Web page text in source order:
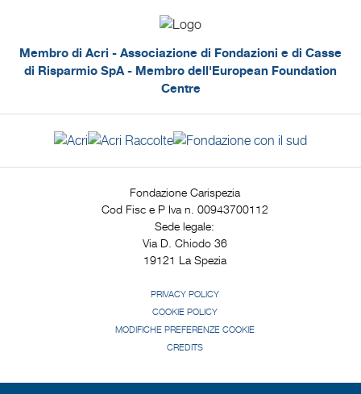
Membro di Acri - Associazione di Fondazioni e di Casse
di Risparmio SpA - Membro dell'European Foundation
Centre
Fondazione Carispezia
Cod Fisc e P Iva n. 00943700112
Sede legale:
Via D. Chiodo 36
19121 La Spezia
PRIVACY POLICY
COOKIE POLICY
MODIFICHE PREFERENZE COOKIE
CREDITS